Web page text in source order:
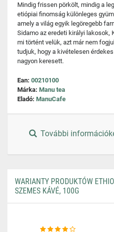
Mindig frissen pörkölt, mindig a
etiópiai finomság különleges
amely a világ egyik legöregebb
Sidamo az eredeti királyi lakosok,
mi történt velük, azt már nem
tudjuk, hogy a kivételesen
nagyon keresett.
Ean: 00210100
Márka: Manu tea
Eladó: ManuCafe
További
WARIANTY PRODUKTÓW
SZEMES KÁVÉ, 100G